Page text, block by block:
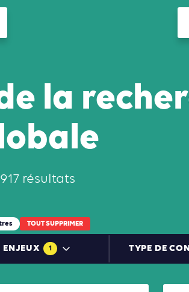
la
917 résultats
TOUT SUPPRIMER
ENJEUX 1 TYPE DE